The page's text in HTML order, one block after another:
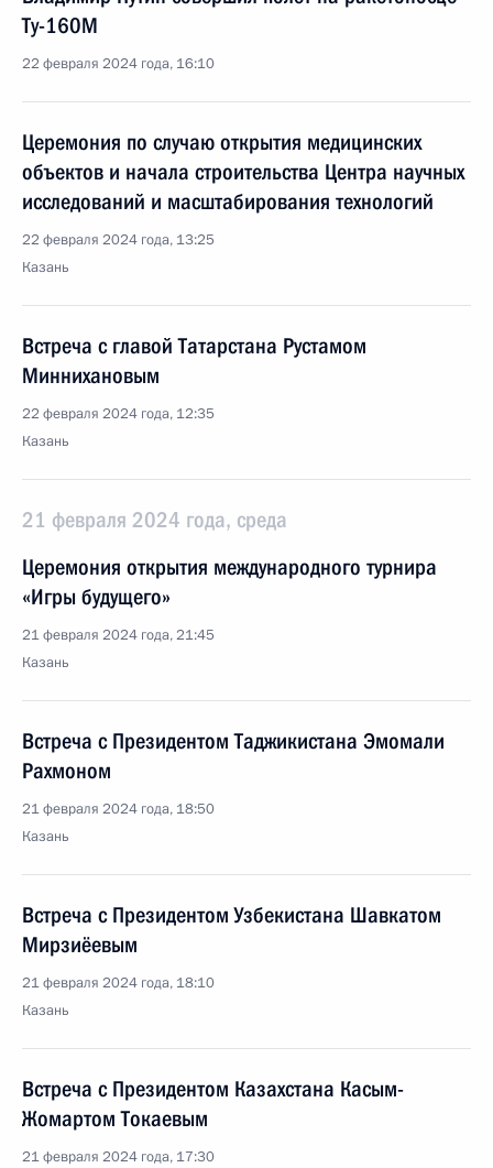
Ту-160М
22 февраля 2024 года, 16:10
Церемония по случаю открытия медицинских
объектов и начала строительства Центра научных
исследований и масштабирования технологий
22 февраля 2024 года, 13:25
Казань
Встреча с главой Татарстана Рустамом
Миннихановым
22 февраля 2024 года, 12:35
Казань
21 февраля 2024 года, среда
Церемония открытия международного турнира
«Игры будущего»
21 февраля 2024 года, 21:45
Казань
Встреча с Президентом Таджикистана Эмомали
Рахмоном
21 февраля 2024 года, 18:50
Казань
Встреча с Президентом Узбекистана Шавкатом
Мирзиёевым
21 февраля 2024 года, 18:10
Казань
Встреча с Президентом Казахстана Касым-
Жомартом Токаевым
21 февраля 2024 года, 17:30